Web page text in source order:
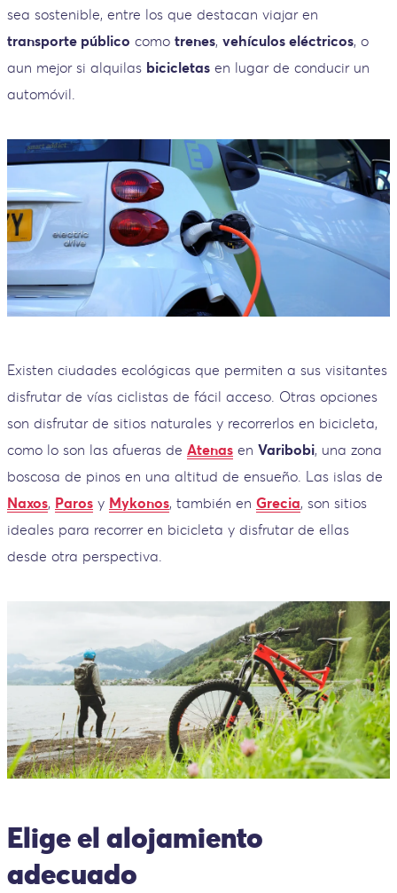
sea sostenible, entre los que destacan viajar en
transporte público como trenes, vehículos eléctricos, o
aun mejor si alquilas bicicletas en lugar de conducir un
automóvil.
Existen ciudades ecológicas que permiten a sus visitantes
disfrutar de vías ciclistas de fácil acceso. Otras opciones
son disfrutar de sitios naturales y recorrerlos en bicicleta,
como lo son las afueras de Atenas en Varibobi, una zona
boscosa de pinos en una altitud de ensueño. Las islas de
Naxos, Paros y Mykonos, también en Grecia, son sitios
ideales para recorrer en bicicleta y disfrutar de ellas
desde otra perspectiva.
Elige el alojamiento
adecuado